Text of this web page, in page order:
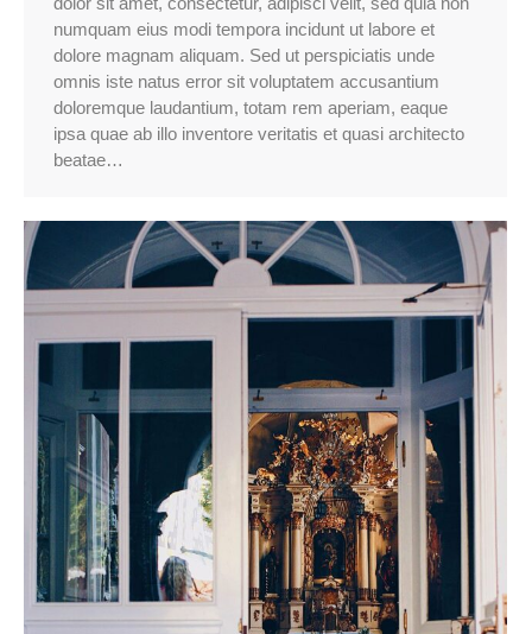
numquam eius modi tempora incidunt ut labore et
dolore magnam aliquam. Sed ut perspiciatis unde
omnis iste natus error sit voluptatem accusantium
doloremque laudantium, totam rem aperiam, eaque
ipsa quae ab illo inventore veritatis et quasi architecto
beatae…